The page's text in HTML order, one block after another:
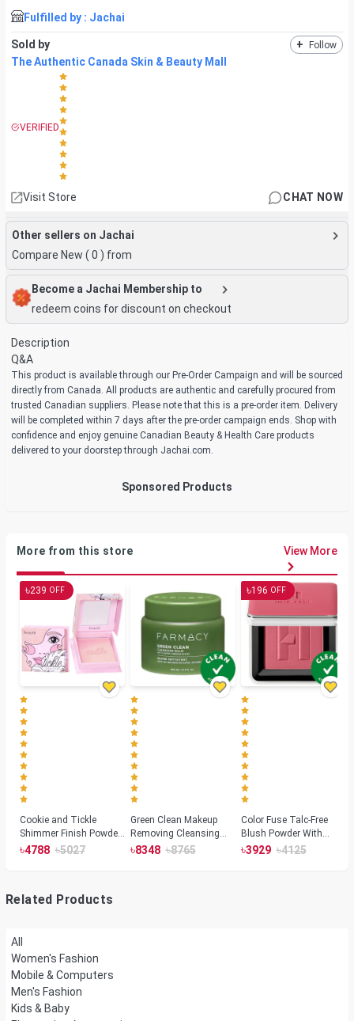
Fulfilled by : Jachai
Sold by + Follow
The Authentic Canada Skin & Beauty Mall
VERIFIED
Visit Store CHAT NOW
Other sellers on Jachai
Compare New ( 0 ) from
Become a Jachai Membership to
redeem coins for discount on checkout
Description
Q&A
This product is available through our Pre-Order Campaign and will be sourced
directly from Canada. All products are authentic and carefully procured from
trusted Canadian suppliers. Please note that this is a pre-order item. Delivery
will be completed within 7 days after the pre-order campaign ends. Shop with
confidence and enjoy genuine Canadian Beauty & Health Care products
delivered to your doorstep through Jachai.com.
Sponsored Products
More from this store View More
৳239 OFF
Cookie and Tickle
Shimmer Finish Powder
Highlighters
৳4788 ৳5027
Green Clean Makeup
Removing Cleansing
Balm
৳8348 ৳8765
৳196 OFF
Color Fuse Talc-Free
Blush Powder With
Fermented Arnica
৳3929 ৳4125
Related Products
All
Women's Fashion
Mobile & Computers
Men's Fashion
Kids & Baby